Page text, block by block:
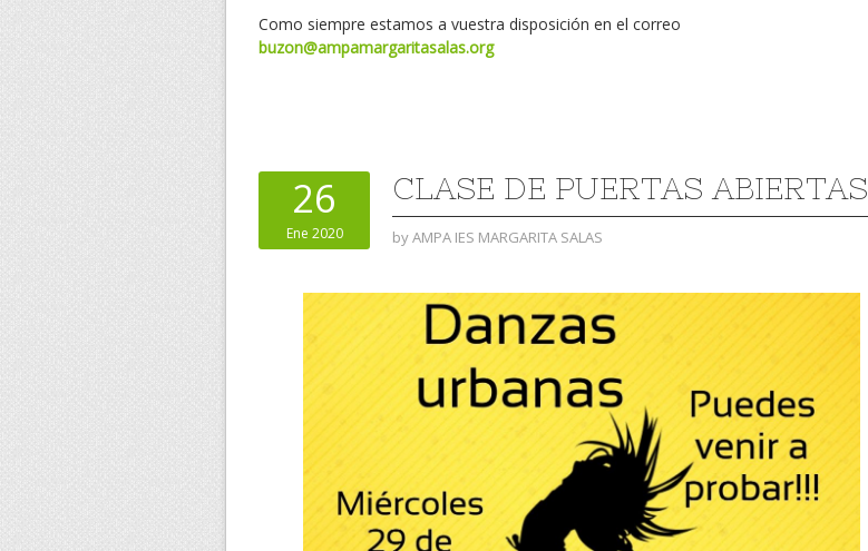
Como siempre estamos a vuestra disposición en el correo
buzon@ampamargaritasalas.org
26
Ene 2020
CLASE DE PUERTAS ABIERTAS
byAMPA IES MARGARITA SALAS